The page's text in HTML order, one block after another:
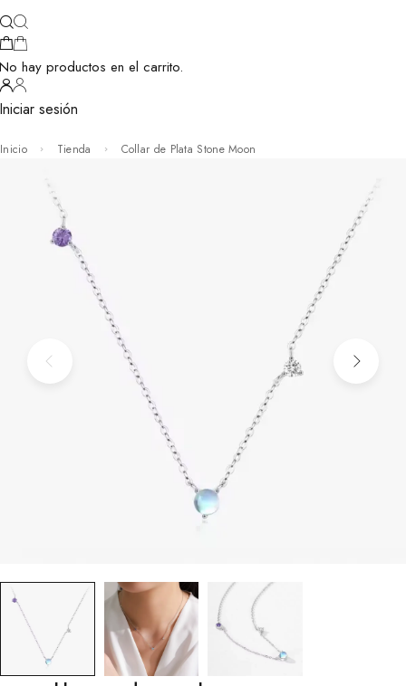
hay productos en el carrito.
sesión
Inicio Tienda Collar de Plata Stone Moon